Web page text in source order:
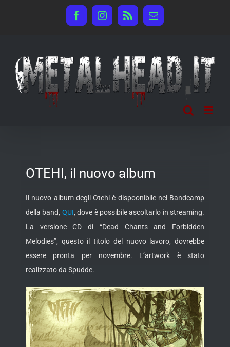
FacebookInstagram
Rss Email
OTEHI, il nuovo album
Il nuovo album degli Otehi è dispoonibile nel Bandcamp
della band, QUI, dove è possibile ascoltarlo in streaming.
La versione CD di “Dead Chants and Forbidden
Melodies”, questo il titolo del nuovo lavoro, dovrebbe
essere pronta per novembre. L’artwork è stato
realizzato da Spudde.